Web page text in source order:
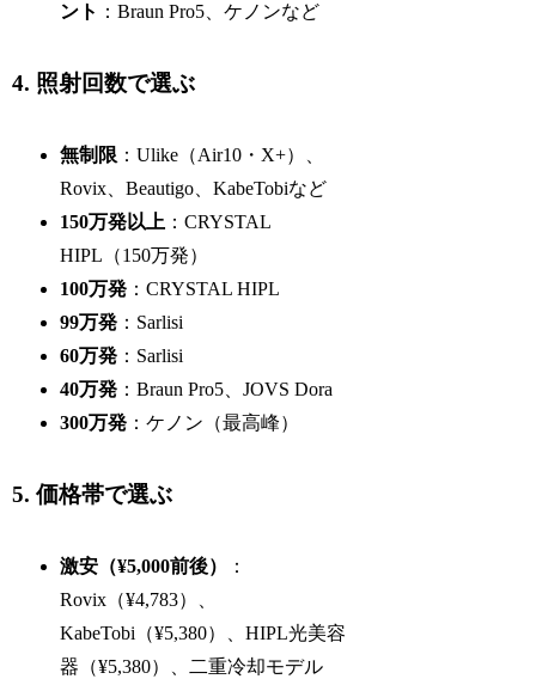
ント ：Braun Pro5、ケノンなど
4. 照射回数で選ぶ
無制限 ：Ulike（Air10・X+）、
Rovix、Beautigo、KabeTobiなど
150万発以上 ：CRYSTAL
HIPL（150万発）
100万発 ：CRYSTAL HIPL
99万発 ：Sarlisi
60万発 ：Sarlisi
40万発 ：Braun Pro5、JOVS Dora
300万発 ：ケノン（最高峰）
5. 価格帯で選ぶ
激安（¥5,000前後）
：
Rovix（¥4,783）、
KabeTobi（¥5,380）、HIPL光美容
器（¥5,380）、二重冷却モデル